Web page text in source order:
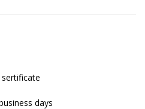
sertificate
days